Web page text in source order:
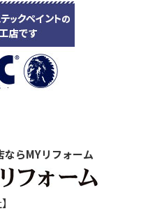
ならMYリフォーム